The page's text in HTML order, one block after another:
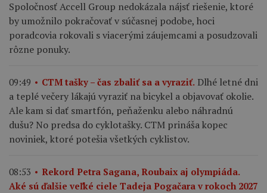
Spoločnosť Accell Group nedokázala nájsť riešenie, ktoré
by umožnilo pokračovať v súčasnej podobe, hoci
poradcovia rokovali s viacerými záujemcami a posudzovali
rôzne ponuky.
09:49 CTM tašky – čas zbaliť sa a vyraziť. Dlhé letné dni
a teplé večery lákajú vyraziť na bicykel a objavovať okolie.
Ale kam si dať smartfón, peňaženku alebo náhradnú
dušu? No predsa do cyklotašky. CTM prináša kopec
noviniek, ktoré potešia všetkých cyklistov.
08:53
Rekord Petra Sagana, Roubaix aj olympiáda.
Aké sú ďalšie veľké ciele Tadeja Pogačara v rokoch 2027